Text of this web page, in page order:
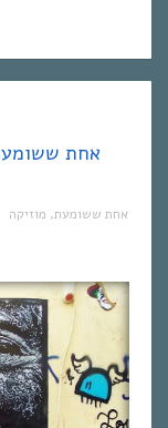
אחת ששומעת, מוזיקה